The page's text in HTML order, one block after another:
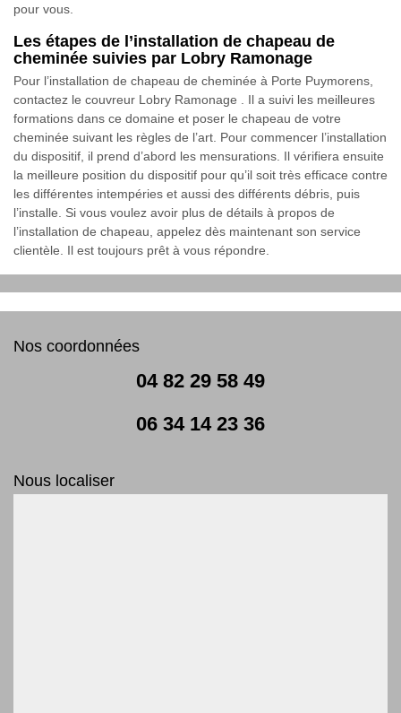
pour vous.
Les étapes de l’installation de chapeau de
cheminée suivies par Lobry Ramonage
Pour l’installation de chapeau de cheminée à Porte Puymorens,
contactez le couvreur Lobry Ramonage . Il a suivi les meilleures
formations dans ce domaine et poser le chapeau de votre
cheminée suivant les règles de l’art. Pour commencer l’installation
du dispositif, il prend d’abord les mensurations. Il vérifiera ensuite
la meilleure position du dispositif pour qu’il soit très efficace contre
les différentes intempéries et aussi des différents débris, puis
l’installe. Si vous voulez avoir plus de détails à propos de
l’installation de chapeau, appelez dès maintenant son service
clientèle. Il est toujours prêt à vous répondre.
Nos coordonnées
04 82 29 58 49
06 34 14 23 36
Nous localiser